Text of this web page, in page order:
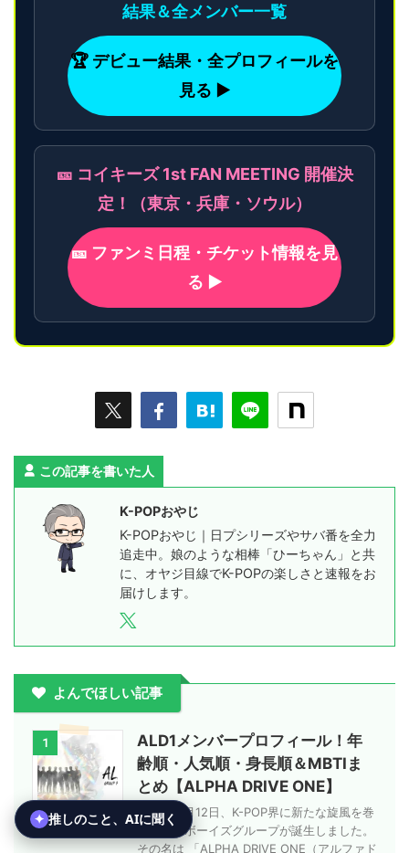
結果＆全メンバー一覧
🏆 デビュー結果・全プロフィールを
見る ▶
🎫 コイキーズ 1st FAN MEETING 開催決
定！（東京・兵庫・ソウル）
🎫 ファンミ日程・チケット情報を見
る ▶
この記事を書いた人
K-POPおやじ
K-POPおやじ｜日プシリーズやサバ番を全力
追走中。娘のような相棒「ひーちゃん」と共
に、オヤジ目線でK-POPの楽しさと速報をお
届けします。
よんでほしい記事
1
ALD1メンバープロフィール！年
齢順・人気順・身長順＆MBTIま
とめ【ALPHA DRIVE ONE】
2026年1月12日、K-POP界に新たな旋風を巻
き起こすボーイズグループが誕生しました。
その名は 「ALPHA DRIVE ONE（アルファド